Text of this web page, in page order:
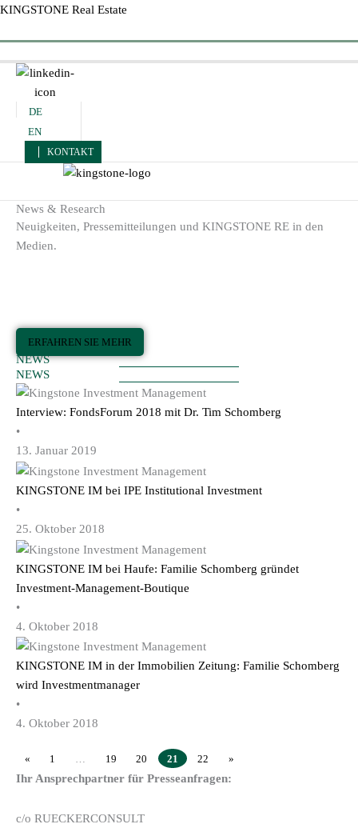
Zum
KINGSTONE Real Estate
DE
EN
KONTAKT
News & Research
Neuigkeiten, Pressemitteilungen und KINGSTONE RE in den
Medien.
ERFAHREN SIE MEHR
NEWS
NEWS
Interview: FondsForum 2018 mit Dr. Tim Schomberg
•
13. Januar 2019
KINGSTONE IM bei IPE Institutional Investment
•
25. Oktober 2018
KINGSTONE IM bei Haufe: Familie Schomberg gründet
Investment-Management-Boutique
•
4. Oktober 2018
KINGSTONE IM in der Immobilien Zeitung: Familie Schomberg
wird Investmentmanager
•
4. Oktober 2018
Ihr Ansprechpartner für Presseanfragen:
c/o RUECKERCONSULT